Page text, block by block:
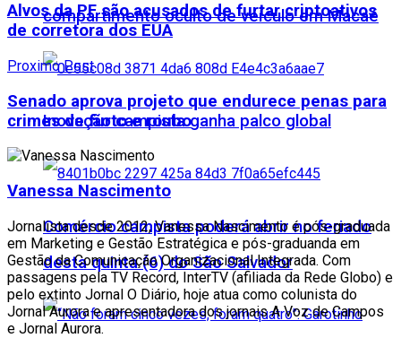
compartimento oculto de veículo em Macaé
Inovação campista ganha palco global
Comércio campista poderá abrir no feriado
desta quinta (6) do São Salvador
Alvos da PF são acusados de furtar criptoativos
de corretora dos EUA
Proximo Post
Senado aprova projeto que endurece penas para
crimes de furto e roubo
Vanessa Nascimento
Jornalista desde 2012, Vanessa Nascimento é pós-graduada
em Marketing e Gestão Estratégica e pós-graduanda em
Gestão da Comunicação Organizacional Integrada. Com
passagens pela TV Record, InterTV (afiliada da Rede Globo) e
pelo extinto Jornal O Diário, hoje atua como colunista do
Jornal Aurora e apresentadora dos jornais A Voz de Campos
e Jornal Aurora.